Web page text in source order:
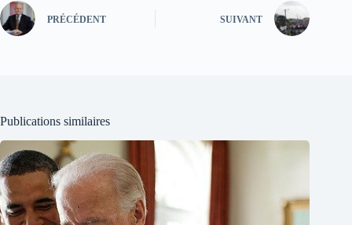
PRÉCÉDENT SUIVANT
Publications similaires